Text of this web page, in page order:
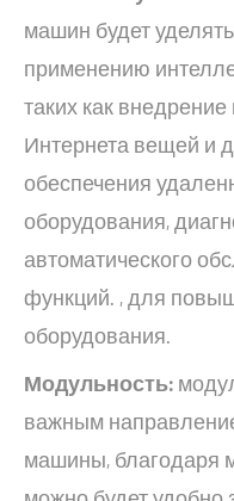
машин будет
применению
таких как внедрение
Интернета вещей и
обеспечения
оборудования,
автоматического
функций. , для
оборудования.
Модульность:
важным
машины, благодаря